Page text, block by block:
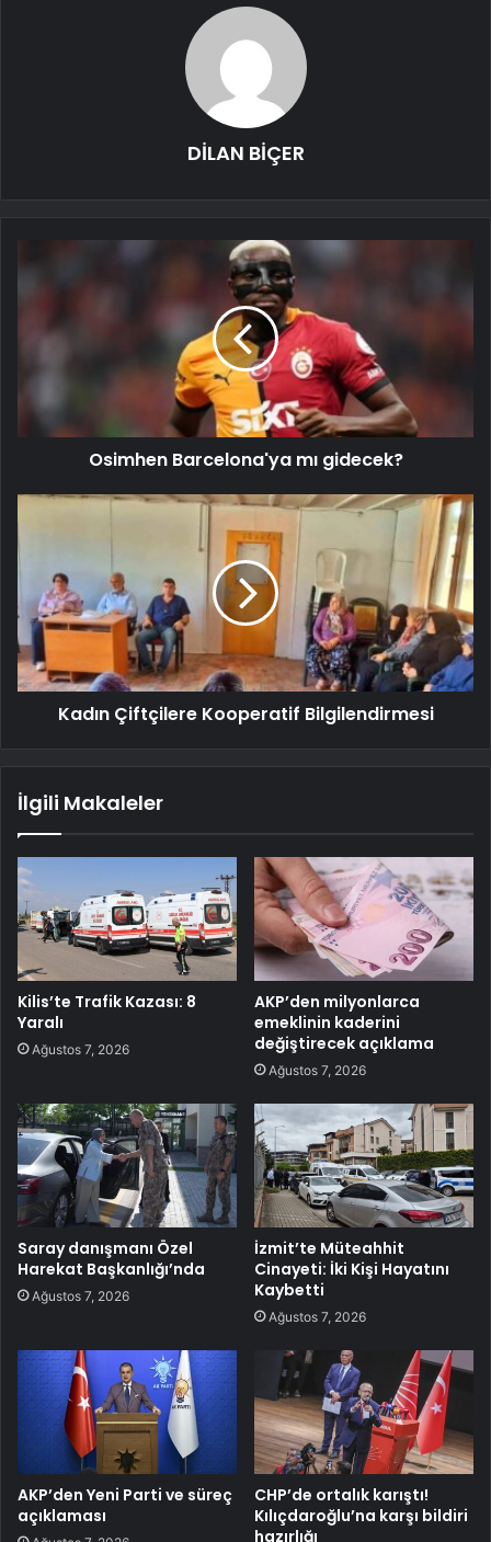
DİLAN BİÇER
Osimhen Barcelona'ya mı gidecek?
Kadın Çiftçilere Kooperatif Bilgilendirmesi
İlgili Makaleler
Kilis’te Trafik Kazası: 8
Yaralı
Ağustos 7, 2026
AKP’den milyonlarca
emeklinin kaderini
değiştirecek açıklama
Ağustos 7, 2026
Saray danışmanı Özel
Harekat Başkanlığı’nda
Ağustos 7, 2026
İzmit’te Müteahhit
Cinayeti: İki Kişi Hayatını
Kaybetti
Ağustos 7, 2026
AKP’den Yeni Parti ve süreç
açıklaması
CHP’de ortalık karıştı!
Kılıçdaroğlu’na karşı bildiri
hazırlığı